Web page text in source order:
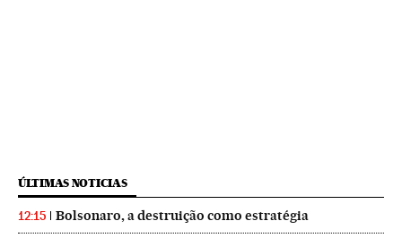
ÚLTIMAS NOTICIAS
12:15 Bolsonaro, a destruição como estratégia